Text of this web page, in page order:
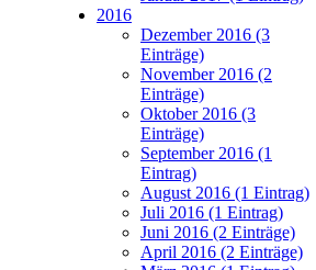
2016
Dezember 2016 (3
Einträge)
November 2016 (2
Einträge)
Oktober 2016 (3
Einträge)
September 2016 (1
Eintrag)
August 2016 (1 Eintrag)
Juli 2016 (1 Eintrag)
Juni 2016 (2 Einträge)
April 2016 (2 Einträge)